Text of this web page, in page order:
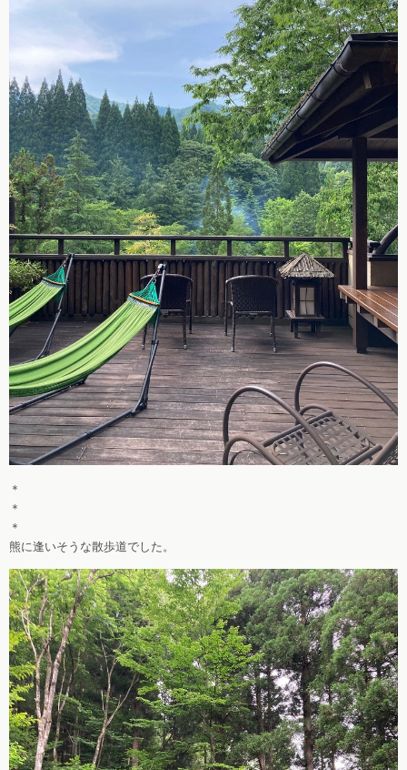
＊
＊
＊
熊に逢いそうな散歩道でした。